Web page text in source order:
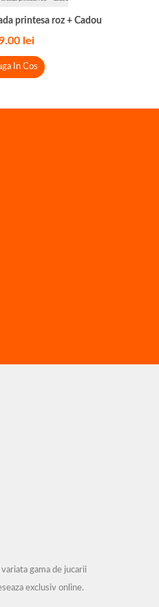
printesa roz + Cadou
lei
In Cos
gama de jucarii
exclusiv online.